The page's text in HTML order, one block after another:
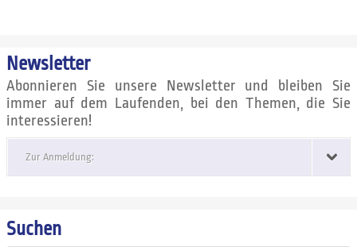
Newsletter
Abonnieren Sie unsere Newsletter und bleiben Sie
immer auf dem Laufenden, bei den Themen, die Sie
interessieren!
Zur Anmeldung:
Suchen